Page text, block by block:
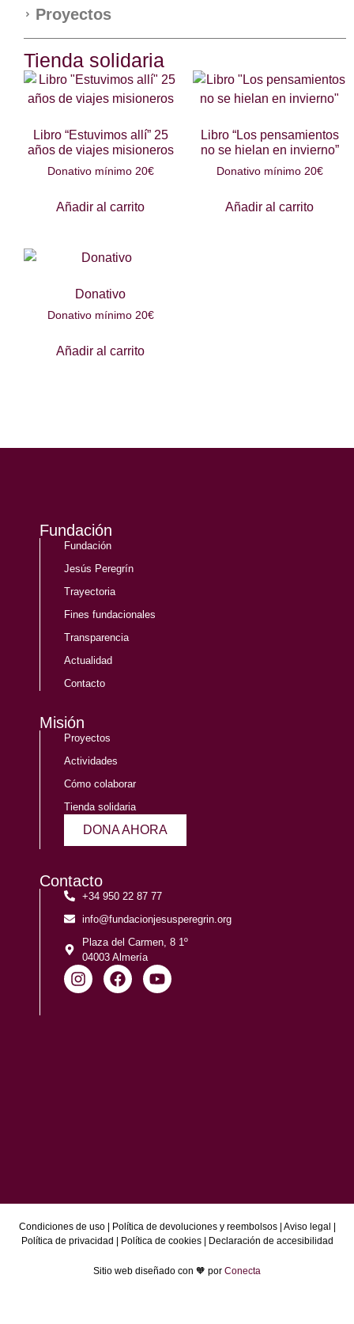
Proyectos
Tienda solidaria
Libro “Estuvimos allí” 25
años de viajes misioneros
Donativo mínimo 20€
Añadir al carrito
Libro “Los pensamientos
no se hielan en invierno”
Donativo mínimo 20€
Añadir al carrito
Donativo
Donativo mínimo 20€
Añadir al carrito
Fundación
Fundación
Jesús Peregrín
Trayectoria
Fines fundacionales
Transparencia
Actualidad
Contacto
Misión
Proyectos
Actividades
Cómo colaborar
Tienda solidaria
DONA AHORA
Contacto
+34 950 22 87 77
info@fundacionjesusperegrin.org
Plaza del Carmen, 8 1º
04003 Almería
Condiciones de uso| Política de devoluciones y reembolsos| Aviso legal |
Política de privacidad | Política de cookies| Declaración de accesibilidad
Sitio web diseñado con 🧡 por Conecta